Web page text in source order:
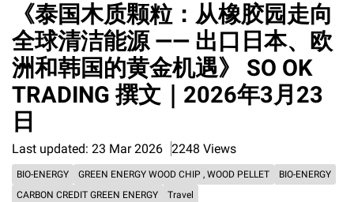
《泰国木质颗粒：从橡胶园走向
全球清洁能源 —— 出口日本、欧
洲和韩国的黄金机遇》 SO OK
TRADING 撰文｜2026年3月23
日
Last updated: 23 Mar 2026 2248 Views
BIO-ENERGY GREEN ENERGY WOOD CHIP , WOOD PELLET
BIO-ENERGY
CARBON CREDIT GREEN ENERGY
Travel